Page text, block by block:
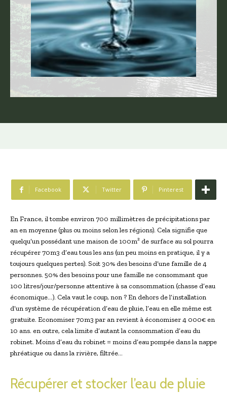
Facebook Twitter Pinterest
En France, il tombe environ 700 millimètres de précipitations par
an en moyenne (plus ou moins selon les régions). Cela signifie que
quelqu’un possédant une maison de 100m² de surface au sol pourra
récupérer 70m3 d’eau tous les ans (un peu moins en pratique, il y a
toujours quelques pertes). Soit 30% des besoins d’une famille de 4
personnes. 50% des besoins pour une famille ne consommant que
100 litres/jour/personne attentive à sa consommation (chasse d’eau
économique…). Cela vaut le coup, non ? En dehors de l’installation
d’un système de récupération d’eau de pluie, l’eau en elle même est
gratuite. Economiser 70m3 par an revient à économiser 4 000€ en
10 ans. en outre, cela limite d’autant la consommation d’eau du
robinet. Moins d’eau du robinet = moins d’eau pompée dans la nappe
phréatique ou dans la rivière, filtrée…
Récupérer et stocker l’eau de pluie